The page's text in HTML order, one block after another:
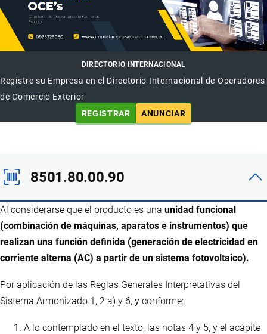
DIRECTORIO INTERNACIONAL
Registre su Empresa en el Directorio Internacional de Operadores
de Comercio Exterior
REGISTRAR
ANUNCIAR
8501.80.00.90
Al considerarse que el producto es una unidad funcional
(combinación de máquinas, aparatos e instrumentos) que
realizan una función definida (generación de electricidad en
corriente alterna (AC) a partir de un sistema fotovoltaico).
Por aplicación de las Reglas Generales Interpretativas del
Sistema Armonizado 1, 2 a) y 6, y conforme:
A lo contemplado en el texto, las notas 4 y 5, y el acápite